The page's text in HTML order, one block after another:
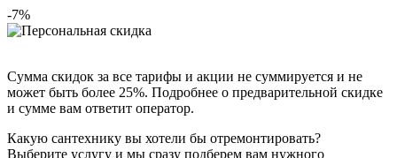
-7%
Сумма скидок за все тарифы и акции не суммируется и не
может быть более 25%. Подробнее о предварительной скидке
и сумме вам ответит оператор.
Какую сантехнику вы хотели бы отремонтировать?
Выберите услугу и мы сразу подберем вам нужного